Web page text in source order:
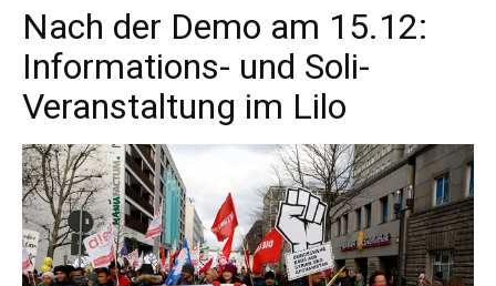
Nach der Demo am 15.12:
Informations- und Soli-
Veranstaltung im Lilo